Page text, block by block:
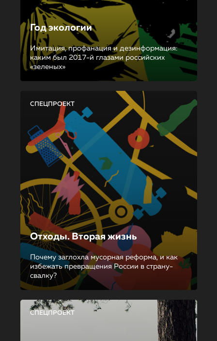
Год экологии
Имитация, профанация и дезинформация:
каким был 2017-й глазами российских
«зеленых»
СПЕЦПРОЕКТ
Отходы. Вторая жизнь
Почему заглохла мусорная реформа, и как
избежать превращения России в страну-
свалку?
СПЕЦПРОЕКТ